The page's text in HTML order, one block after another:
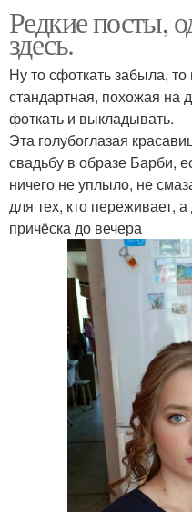
Редкие посты,
здесь.
Ну то сфоткать забыла,
стандартная, похожая на
фоткать и выкладывать.
Эта голубоглазая
свадьбу в образе Барби,
ничего не уплыло, не
для тех, кто переживает,
причёска до вечера